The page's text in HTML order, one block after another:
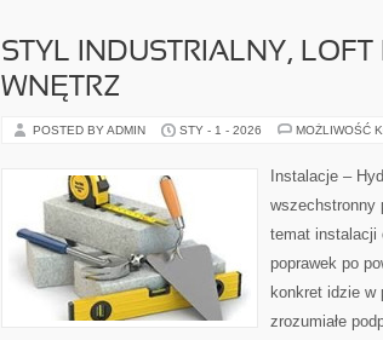
STYL INDUSTRIALNY, LOFT
WNĘTRZ
POSTED BY ADMIN STY - 1 - 2026 MOŻLIWOŚĆ
Instalacje –
wszechstronny
temat instalacji
poprawek po
konkret idzie w
zrozumiałe